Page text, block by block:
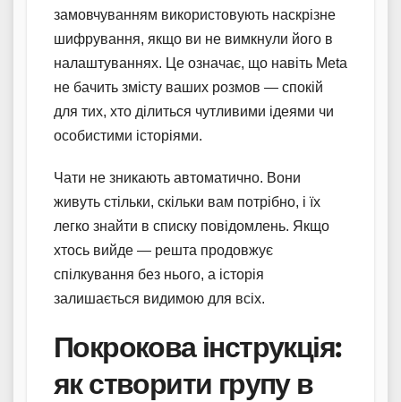
замовчуванням використовують наскрізне
шифрування, якщо ви не вимкнули його в
налаштуваннях. Це означає, що навіть Meta
не бачить змісту ваших розмов — спокій
для тих, хто ділиться чутливими ідеями чи
особистими історіями.
Чати не зникають автоматично. Вони
живуть стільки, скільки вам потрібно, і їх
легко знайти в списку повідомлень. Якщо
хтось вийде — решта продовжує
спілкування без нього, а історія
залишається видимою для всіх.
Покрокова інструкція:
як створити групу в